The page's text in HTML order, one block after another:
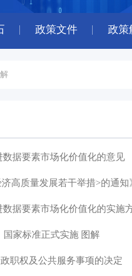
政策文件 政策
据要素市场化价值化的意见
高质量发展若干举措>的通
据要素市场化价值化的实施
国家标准正式实施 图解
职权及公共服务事项的决定